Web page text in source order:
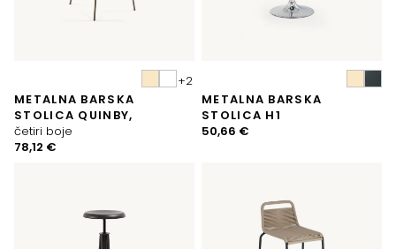
METALNA BARSKA
STOLICA QUINBY,
četiri boje
78,12 €
METALNA BARSKA
STOLICA H1
50,66 €